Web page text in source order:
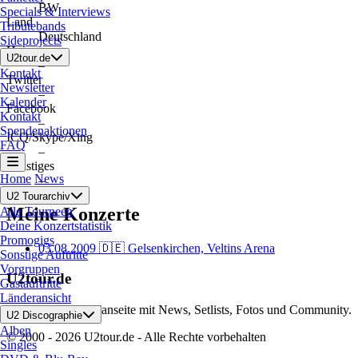
Specials & Interviews
Tributebands
Sideprojects
U2tour.de
Kontakt
Newsletter
Kalender
Kontakt
Spendenaktionen
FAQ
Home News
U2 Tourarchiv
Alle Tourneen
Deine Konzertstatistik
Promogigs
Sonstige Auftritte
Vorgruppen
Gastauftritte
Länderansicht
U2 Discographie
Alben
Singles
BW
Land
Deutschland
Homepage
–
Twitter
–
Facebook
–
ICQ/Skype/Xing
–
Sonstiges
–
Meine Konzerte
03.08.2009 🇩🇪 Gelsenkirchen, Veltins Arena
U2tour.de
Die deutsche U2 Fanseite mit News, Setlists, Fotos und Community.
© 2000 - 2026 U2tour.de - Alle Rechte vorbehalten